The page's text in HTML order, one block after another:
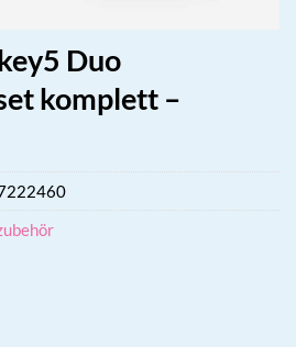
Duo
komplett –